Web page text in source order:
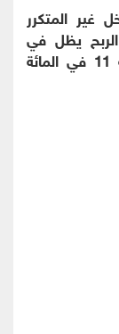
غير المتكرر
يظل في
مسار تصاعدي حيث سجل ارتفاعا بنسبة 11 في المائة